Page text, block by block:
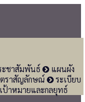
ะชาสัมพันธ์
แผนผัง
ตราสัญลักษณ์
ระเบียบ
เป้าหมายและกลยุทธ์